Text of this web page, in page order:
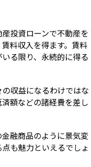
投資ローンで不動産を
料収入を得ます。賃料
る限り、永続的に得る
収益になるわけではな
額などの諸経費を差し
融商品のように景気変
も魅力といえるでしょ